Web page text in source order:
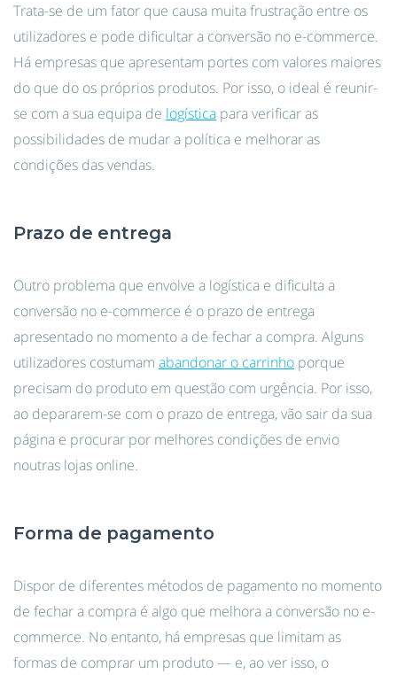
Trata-se de um fator que causa muita frustração entre os
utilizadores e pode dificultar a conversão no e-commerce.
Há empresas que apresentam portes com valores maiores
do que do os próprios produtos. Por isso, o ideal é reunir-
se com a sua equipa de logística para verificar as
possibilidades de mudar a política e melhorar as
condições das vendas.
Prazo de entrega
Outro problema que envolve a logística e dificulta a
conversão no e-commerce é o prazo de entrega
apresentado no momento a de fechar a compra. Alguns
utilizadores costumam abandonar o carrinho porque
precisam do produto em questão com urgência. Por isso,
ao depararem-se com o prazo de entrega, vão sair da sua
página e procurar por melhores condições de envio
noutras lojas online.
Forma de pagamento
Dispor de diferentes métodos de pagamento no momento
de fechar a compra é algo que melhora a conversão no e-
commerce. No entanto, há empresas que limitam as
formas de comprar um produto — e, ao ver isso, o